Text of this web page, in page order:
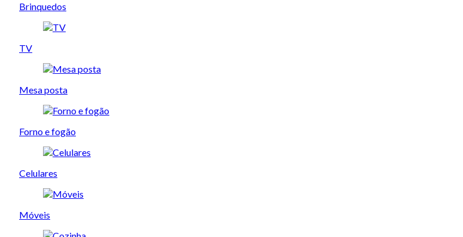
Brinquedos
TV
Mesa posta
Forno e fogão
Celulares
Móveis